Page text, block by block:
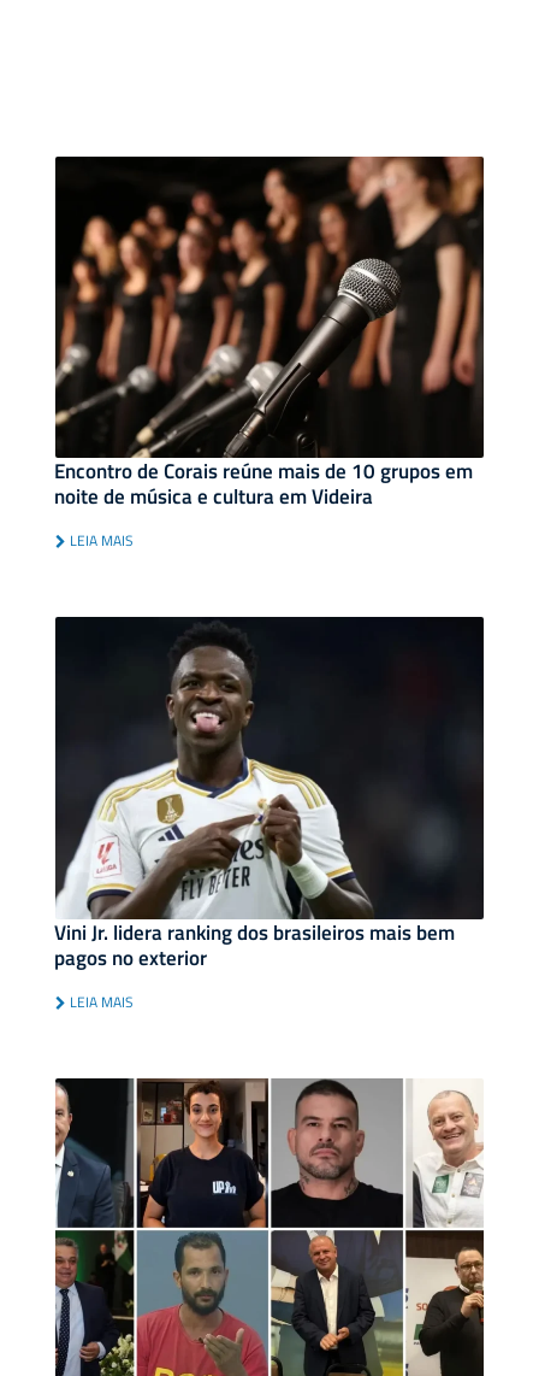
Encontro de Corais reúne mais de 10 grupos em
noite de música e cultura em Videira
LEIA MAIS
Vini Jr. lidera ranking dos brasileiros mais bem
pagos no exterior
LEIA MAIS